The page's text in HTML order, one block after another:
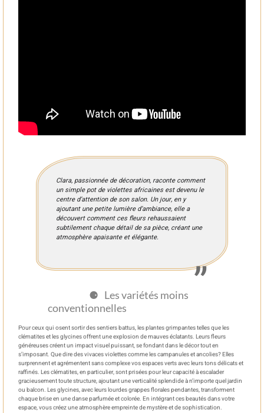
Clara, passionnée de décoration, raconte comment
un simple pot de violettes africaines est devenu le
centre d’attention de son salon. Un jour, en y
ajoutant une petite lumière d’ambiance, elle a
découvert comment ces fleurs rehaussaient
subtilement chaque détail de sa pièce, créant une
atmosphère apaisante et élégante.
Les variétés moins
conventionnelles
Pour ceux qui osent sortir des sentiers battus, les plantes grimpantes telles que les
clématites et les glycines offrent une explosion de mauves éclatants. Leurs fleurs
généreuses créent un impact visuel puissant, se fondant dans le décor tout en
s’imposant. Que dire des vivaces violettes comme les campanules et ancolies? Elles
surprennent et agrémentent sans complexe vos espaces verts avec leurs tons délicats et
raffinés. Les clématites, en particulier, sont prisées pour leur capacité à escalader
gracieusement toute structure, ajoutant une verticalité splendide à n’importe quel jardin
ou balcon. Les glycines, avec leurs lourdes grappes florales pendantes, transforment
chaque brise en une danse parfumée et colorée. En intégrant ces beautés dans votre
espace, vous créez une atmosphère empreinte de mystère et de sophistication.